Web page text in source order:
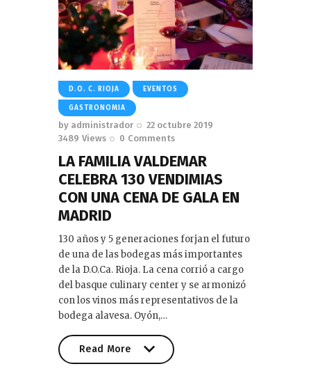
D.O. C. RIOJA EVENTOS
GASTRONOMIA
by administrador
22 octubre 2019
3489 Views 0 Comments
LA FAMILIA VALDEMAR
CELEBRA 130 VENDIMIAS
CON UNA CENA DE GALA EN
MADRID
130 años y 5 generaciones forjan el futuro
de una de las bodegas más importantes
de la D.O.Ca. Rioja. La cena corrió a cargo
del basque culinary center y se armonizó
con los vinos más representativos de la
bodega alavesa. Oyón,…
Read More